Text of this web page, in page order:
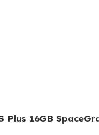
Plus 16GB